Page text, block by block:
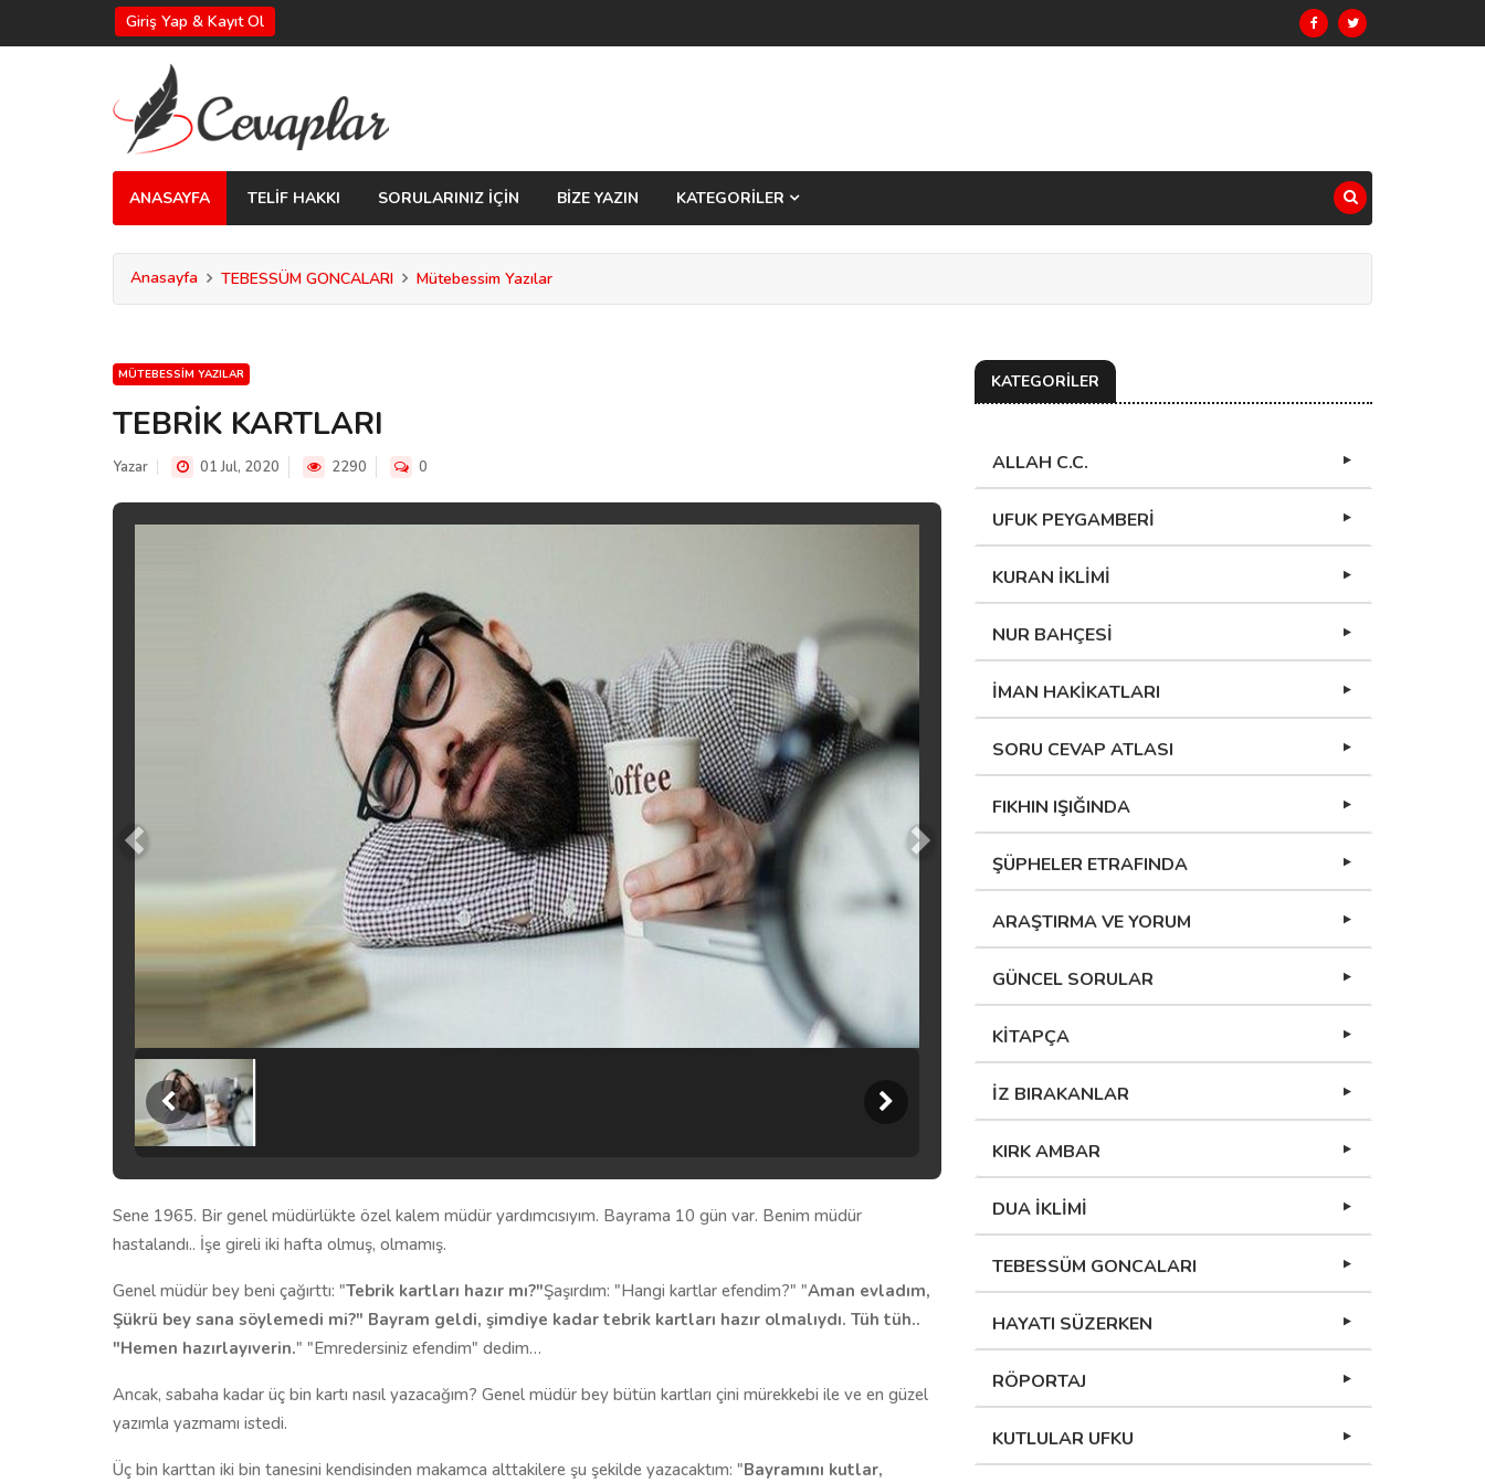
Giriş Yap & Kayıt Ol
ANASAYFA TELİF HAKKI SORULARINIZ İÇİN BİZE YAZIN KATEGORİLER
Anasayfa TEBESSÜM GONCALARI Mütebessim Yazılar
MÜTEBESSIM YAZILAR
TEBRİK KARTLARI
Yazar 01 Jul, 2020 2290 0
Sene 1965. Bir genel müdürlükte özel kalem müdür yardımcısıyım. Bayrama 10 gün var. Benim müdür
hastalandı.. İşe gireli iki hafta olmuş, olmamış.
Genel müdür bey beni çağırttı: "Tebrik kartları hazır mı?"Şaşırdım: "Hangi kartlar efendim?" "Aman evladım,
Şükrü bey sana söylemedi mi?" Bayram geldi, şimdiye kadar tebrik kartları hazır olmalıydı. Tüh tüh..
"Hemen hazırlayıverin." "Emredersiniz efendim" dedim…
Ancak, sabaha kadar üç bin kartı nasıl yazacağım? Genel müdür bey bütün kartları çini mürekkebi ile ve en güzel
yazımla yazmamı istedi.
Üç bin karttan iki bin tanesini kendisinden makamca alttakilere şu şekilde yazacaktım: "Bayramını kutlar,
KATEGORİLER
ALLAH C.C.
UFUK PEYGAMBERİ
KURAN İKLİMİ
NUR BAHÇESİ
İMAN HAKİKATLARI
SORU CEVAP ATLASI
FIKHIN IŞIĞINDA
ŞÜPHELER ETRAFINDA
ARAŞTIRMA VE YORUM
GÜNCEL SORULAR
KİTAPÇA
İZ BIRAKANLAR
KIRK AMBAR
DUA İKLİMİ
TEBESSÜM GONCALARI
HAYATI SÜZERKEN
RÖPORTAJ
KUTLULAR UFKU